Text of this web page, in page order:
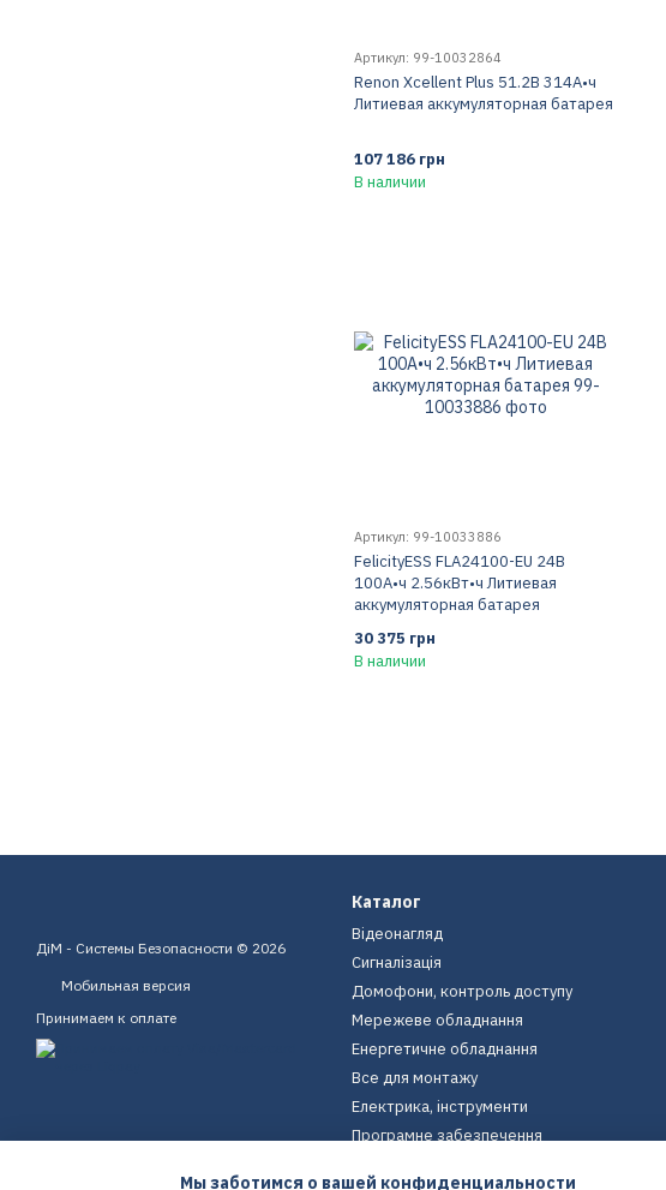
Артикул: 99-10032864
Renon Xcellent Plus 51.2В 314А•ч
Литиевая аккумуляторная батарея
107 186 грн
В наличии
Артикул: 99-10033886
FelicityESS FLA24100-EU 24В
100А•ч 2.56кВт•ч Литиевая
аккумуляторная батарея
30 375 грн
В наличии
ДіМ - Системы Безопасности © 2026
Мобильная версия
Принимаем к оплате
Каталог
Відеонагляд
Сигналізація
Домофони, контроль доступу
Мережеве обладнання
Енергетичне обладнання
Все для монтажу
Електрика, інструменти
Програмне забезпечення
Мы заботимся о вашей конфиденциальности